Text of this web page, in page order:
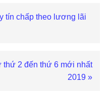
tín chấp theo lương lãi
2 đến thứ 6 mới nhất
2019 »